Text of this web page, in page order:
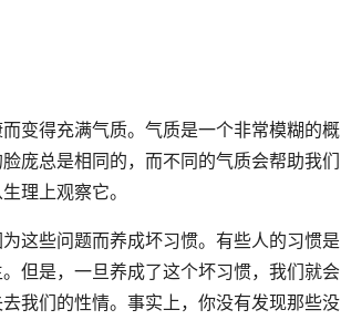
变得充满气质。气质是一个非常模糊的概
庞总是相同的，而不同的气质会帮助我们
理上观察它。
这些问题而养成坏习惯。有些人的习惯是
但是，一旦养成了这个坏习惯，我们就会
我们的性情。事实上，你没有发现那些没